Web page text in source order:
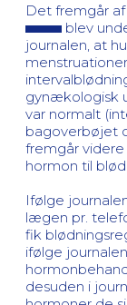
Det fremgår
blev
journalen, at
gynækologisk
var normalt
bagoverbøjet
fremgår
hormon til
Ifølge
lægen pr.
fik
ifølge
desuden i